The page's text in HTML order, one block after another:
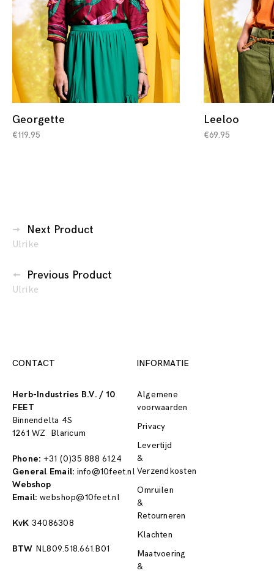
Georgette
€119.95
Leeloo
€69.95
Berichtennavigatie
Next Product
Ulrike
Previous Product
Ulrike
CONTACT
Herb-Industries B.V. / 10
FEET
Binnendelta 4S
1261 WZ Blaricum
Phone: +31 (0)35 888 6124
General Email: info@10feet.nl
Webshop
Email: webshop@10feet.nl
KvK 34086308
BTW NL809.518.661.B01
INFORMATIE
Algemene
voorwaarden
Privacy
Levertijd
&
Verzendkosten
Omruilen
&
Retourneren
Klachten
Maatvoering
&